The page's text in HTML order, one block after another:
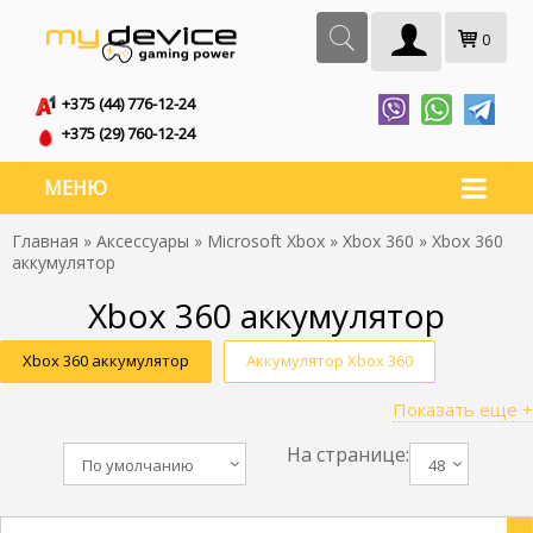
0
+375 (44) 776-12-24
+375 (29) 760-12-24
МЕНЮ
Главная » Аксессуары » Microsoft Xbox » Xbox 360 » Xbox 360
аккумулятор
Xbox 360 аккумулятор
Xbox 360 аккумулятор Аккумулятор Xbox 360
Геймпад Хбокс 360
Гитара Xbox 360 Контроллер Хбокс 360
Показать еще +
На странице: 48
По умолчанию